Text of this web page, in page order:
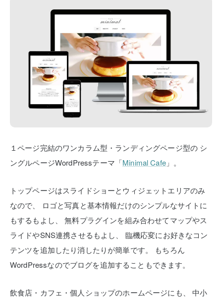
１ページ完結のワンカラム型・ランディングページ型の シ
ングルページWordPressテーマ「Minimal Cafe」。
トップページはスライドショーとウィジェットエリアのみ
なので、
ロゴと写真と基本情報だけのシンプルなサイトに
もするもよし、
無料プラグインを組み合わせてマップやス
ライドやSNS連携させるもよし、
臨機応変にお好きなコン
テンツを追加したり消したりが簡単です。
もちろん
WordPressなのでブログを追加することもできます。
飲食店・カフェ・個人ショップのホームページにも、 中小